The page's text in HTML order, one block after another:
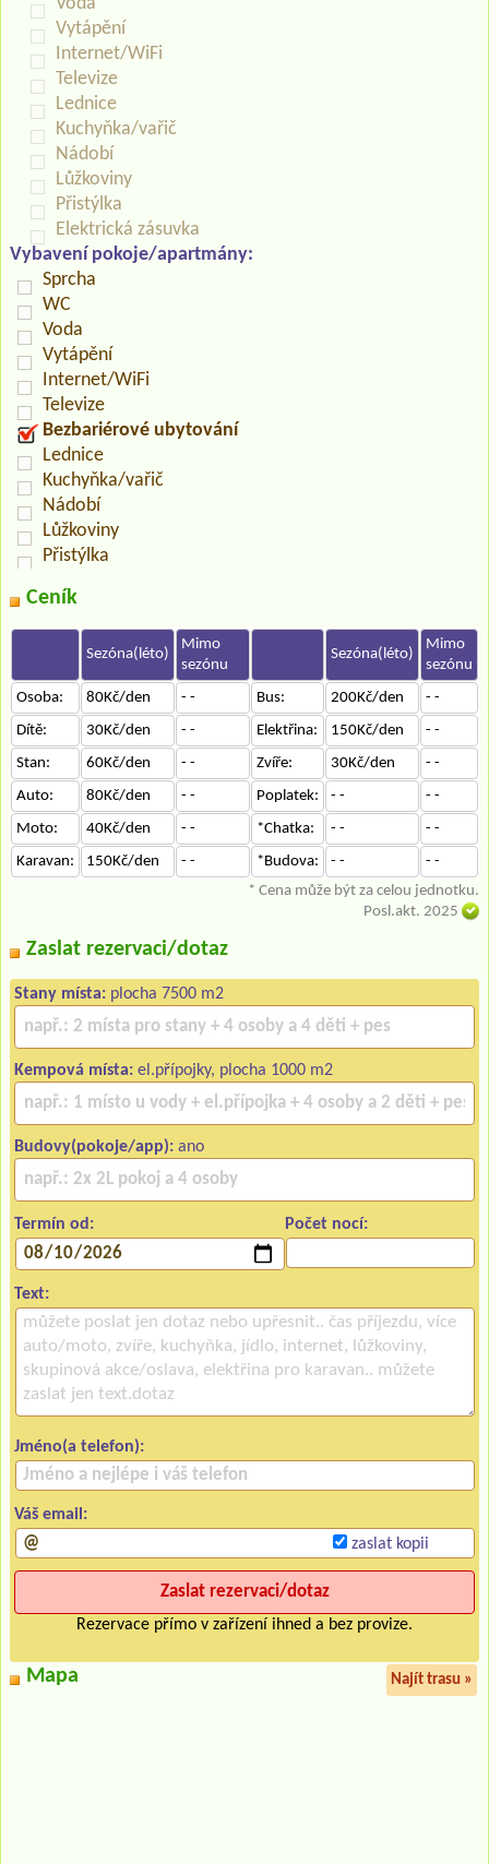
Vytápění
Internet/WiFi
Televize
Lednice
Kuchyňka/vařič
Nádobí
Lůžkoviny
Přistýlka
Elektrická zásuvka
Vybavení pokoje/apartmány:
Sprcha
WC
Voda
Vytápění
Internet/WiFi
Televize
Bezbariérové ubytování
Lednice
Kuchyňka/vařič
Nádobí
Lůžkoviny
Přistýlka
Ceník
Sezóna(léto)
Mimo
sezónu
Sezóna(léto)
Mimo
sezónu
Osoba:
80Kč/den - - Bus: 200Kč/den
- -
Dítě:
30Kč/den - - Elektřina: 150Kč/den
- -
Stan:
60Kč/den - - Zvíře: 30Kč/den
- -
Auto:
80Kč/den - - Poplatek: - -
- -
Moto:
40Kč/den - - *Chatka: - -
- -
Karavan:
150Kč/den - - *Budova: - -
- -
* Cena může být za celou jednotku.
Posl.akt. 2025
Zaslat rezervaci/dotaz
Stany místa: plocha 7500 m2
Kempová místa: el.přípojky, plocha 1000 m2
Budovy(pokoje/app): ano
Termín od: Počet nocí:
Text:
Jméno(a telefon):
Váš email:
zaslat kopii
Rezervace přímo v zařízení ihned a bez provize.
Mapa Najít trasu »